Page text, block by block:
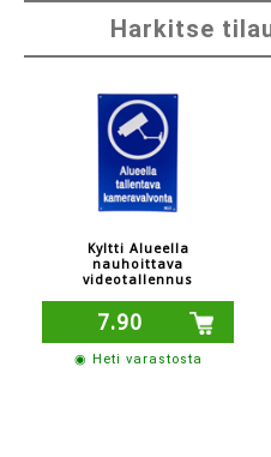
Harkitse
Kyltti Alueella
nauhoittava
videotallennus
7.90
◉ Heti varastosta